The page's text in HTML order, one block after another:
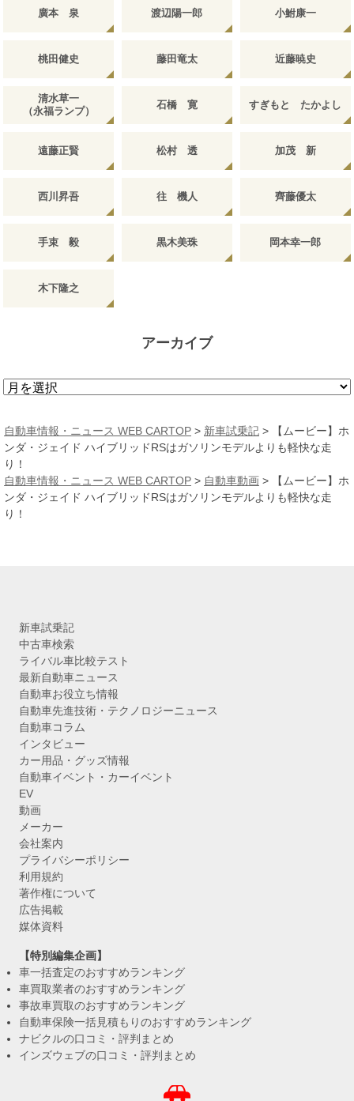
廣本 泉 渡辺陽一郎 小鮒康一
桃田健史 藤田竜太 近藤暁史
清水草一
（永福ランプ）
石橋 寛 すぎもと たかよし
遠藤正賢 松村 透 加茂 新
西川昇吾 往 機人 齊藤優太
手束 毅 黒木美珠 岡本幸一郎
木下隆之
アーカイブ
ア
カ
イ
ブ
自動車情報・ニュース WEB CARTOP > 新車試乗記 >
【ムービー】ホ
ンダ・ジェイド ハイブリッドRSはガソリンモデルよりも軽快な走
り！
自動車情報・ニュース WEB CARTOP > 自動車動画 >
【ムービー】ホ
ンダ・ジェイド ハイブリッドRSはガソリンモデルよりも軽快な走
り！
新車試乗記
中古車検索
ライバル車比較テスト
最新自動車ニュース
自動車お役立ち情報
自動車先進技術・テクノロジーニュース
自動車コラム
インタビュー
カー用品・グッズ情報
自動車イベント・カーイベント
EV
動画
メーカー
会社案内
プライバシーポリシー
利用規約
著作権について
広告掲載
媒体資料
【特別編集企画】
車一括査定のおすすめランキング
車買取業者のおすすめランキング
事故車買取のおすすめランキング
自動車保険一括見積もりのおすすめランキング
ナビクルの口コミ・評判まとめ
インズウェブの口コミ・評判まとめ